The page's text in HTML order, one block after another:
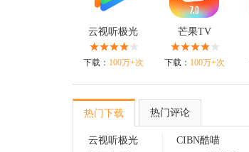
云视听极光
下载： 100万+次
芒果TV
下载： 100万+次
热门下载 热门评论
云视听极光
CIBN酷喵